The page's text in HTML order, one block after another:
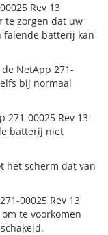
Rev 13
te zorgen dat uw
falende batterij kan
NetApp 271-
bij normaal
271-00025 Rev 13
batterij niet
het scherm dat van
00025 Rev 13
te voorkomen